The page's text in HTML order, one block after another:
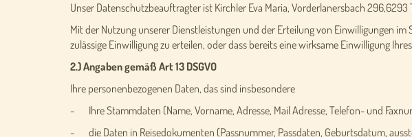
Unser Datenschutzbeauftragter ist Kirchler Eva Maria, Vorderlanersbach 296,6293
Mit der Nutzung unserer Dienstleistungen und der Erteilung von Einwilligungen im
zulässige Einwilligung zu erteilen, oder dass bereits eine wirksame Einwilligung
2.) Angaben gemäß Art 13 DSGVO
Ihre personenbezogenen Daten, das sind insbesondere
- Ihre Stammdaten (Name, Vorname, Adresse, Mail Adresse, Telefon- und
- die Daten in Reisedokumenten (Passnummer, Passdaten, Geburtsdatum,